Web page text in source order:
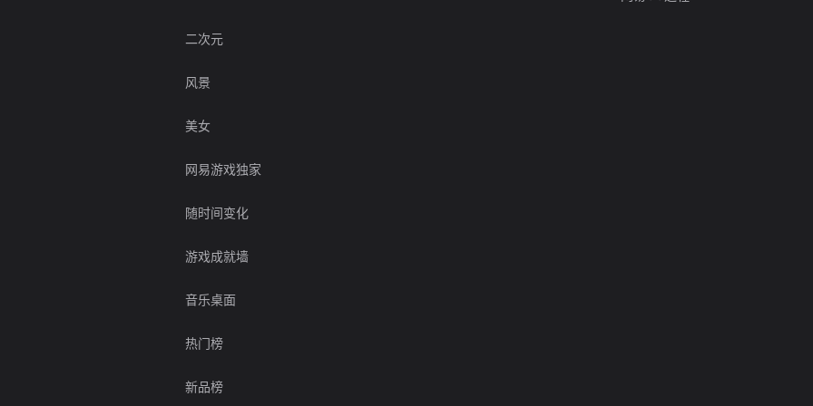
二次元
风景
美女
网易游戏独家
随时间变化
游戏成就墙
音乐桌面
热门榜
新品榜